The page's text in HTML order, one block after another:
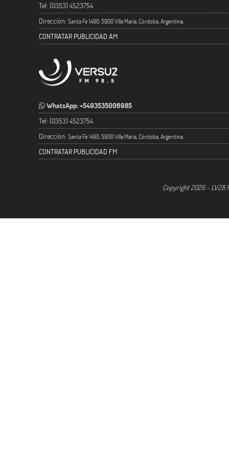
Tel: (0353) 4523754
Dirección: Santa Fe 1490. 5900 Villa María, Córdoba, Argentina.
CONTRATAR PUBLICIDAD AM
WhatsApp: +5493535006985
Tel: (0353) 4523754
Dirección: Santa Fe 1490. 5900 Villa María, Córdoba, Argentina.
CONTRATAR PUBLICIDAD FM
Copyright 2026 - LV28